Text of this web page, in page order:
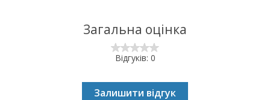
Загальна оцінка
Відгуків: 0
Залишити відгук